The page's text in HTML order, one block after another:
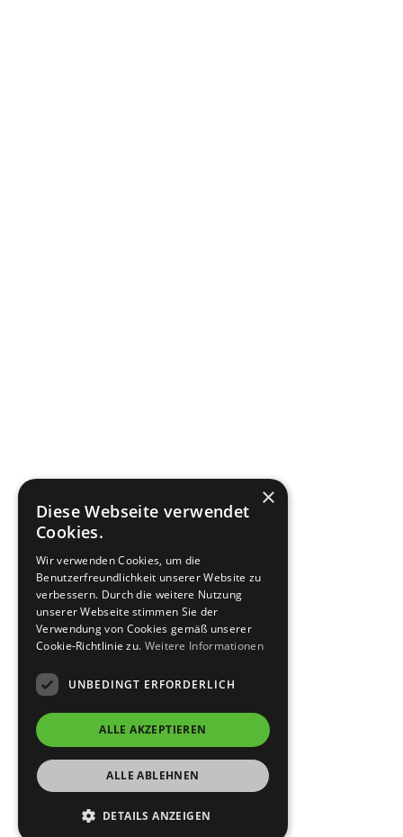
×
Diese Webseite verwendet
Cookies.
Wir verwenden Cookies, um die
Benutzerfreundlichkeit unserer Website zu
verbessern. Durch die weitere Nutzung
unserer Webseite stimmen Sie der
Verwendung von Cookies gemäß unserer
Cookie-Richtlinie zu. Weitere Informationen
UNBEDINGT ERFORDERLICH
ALLE AKZEPTIEREN
ALLE ABLEHNEN
DETAILS ANZEIGEN